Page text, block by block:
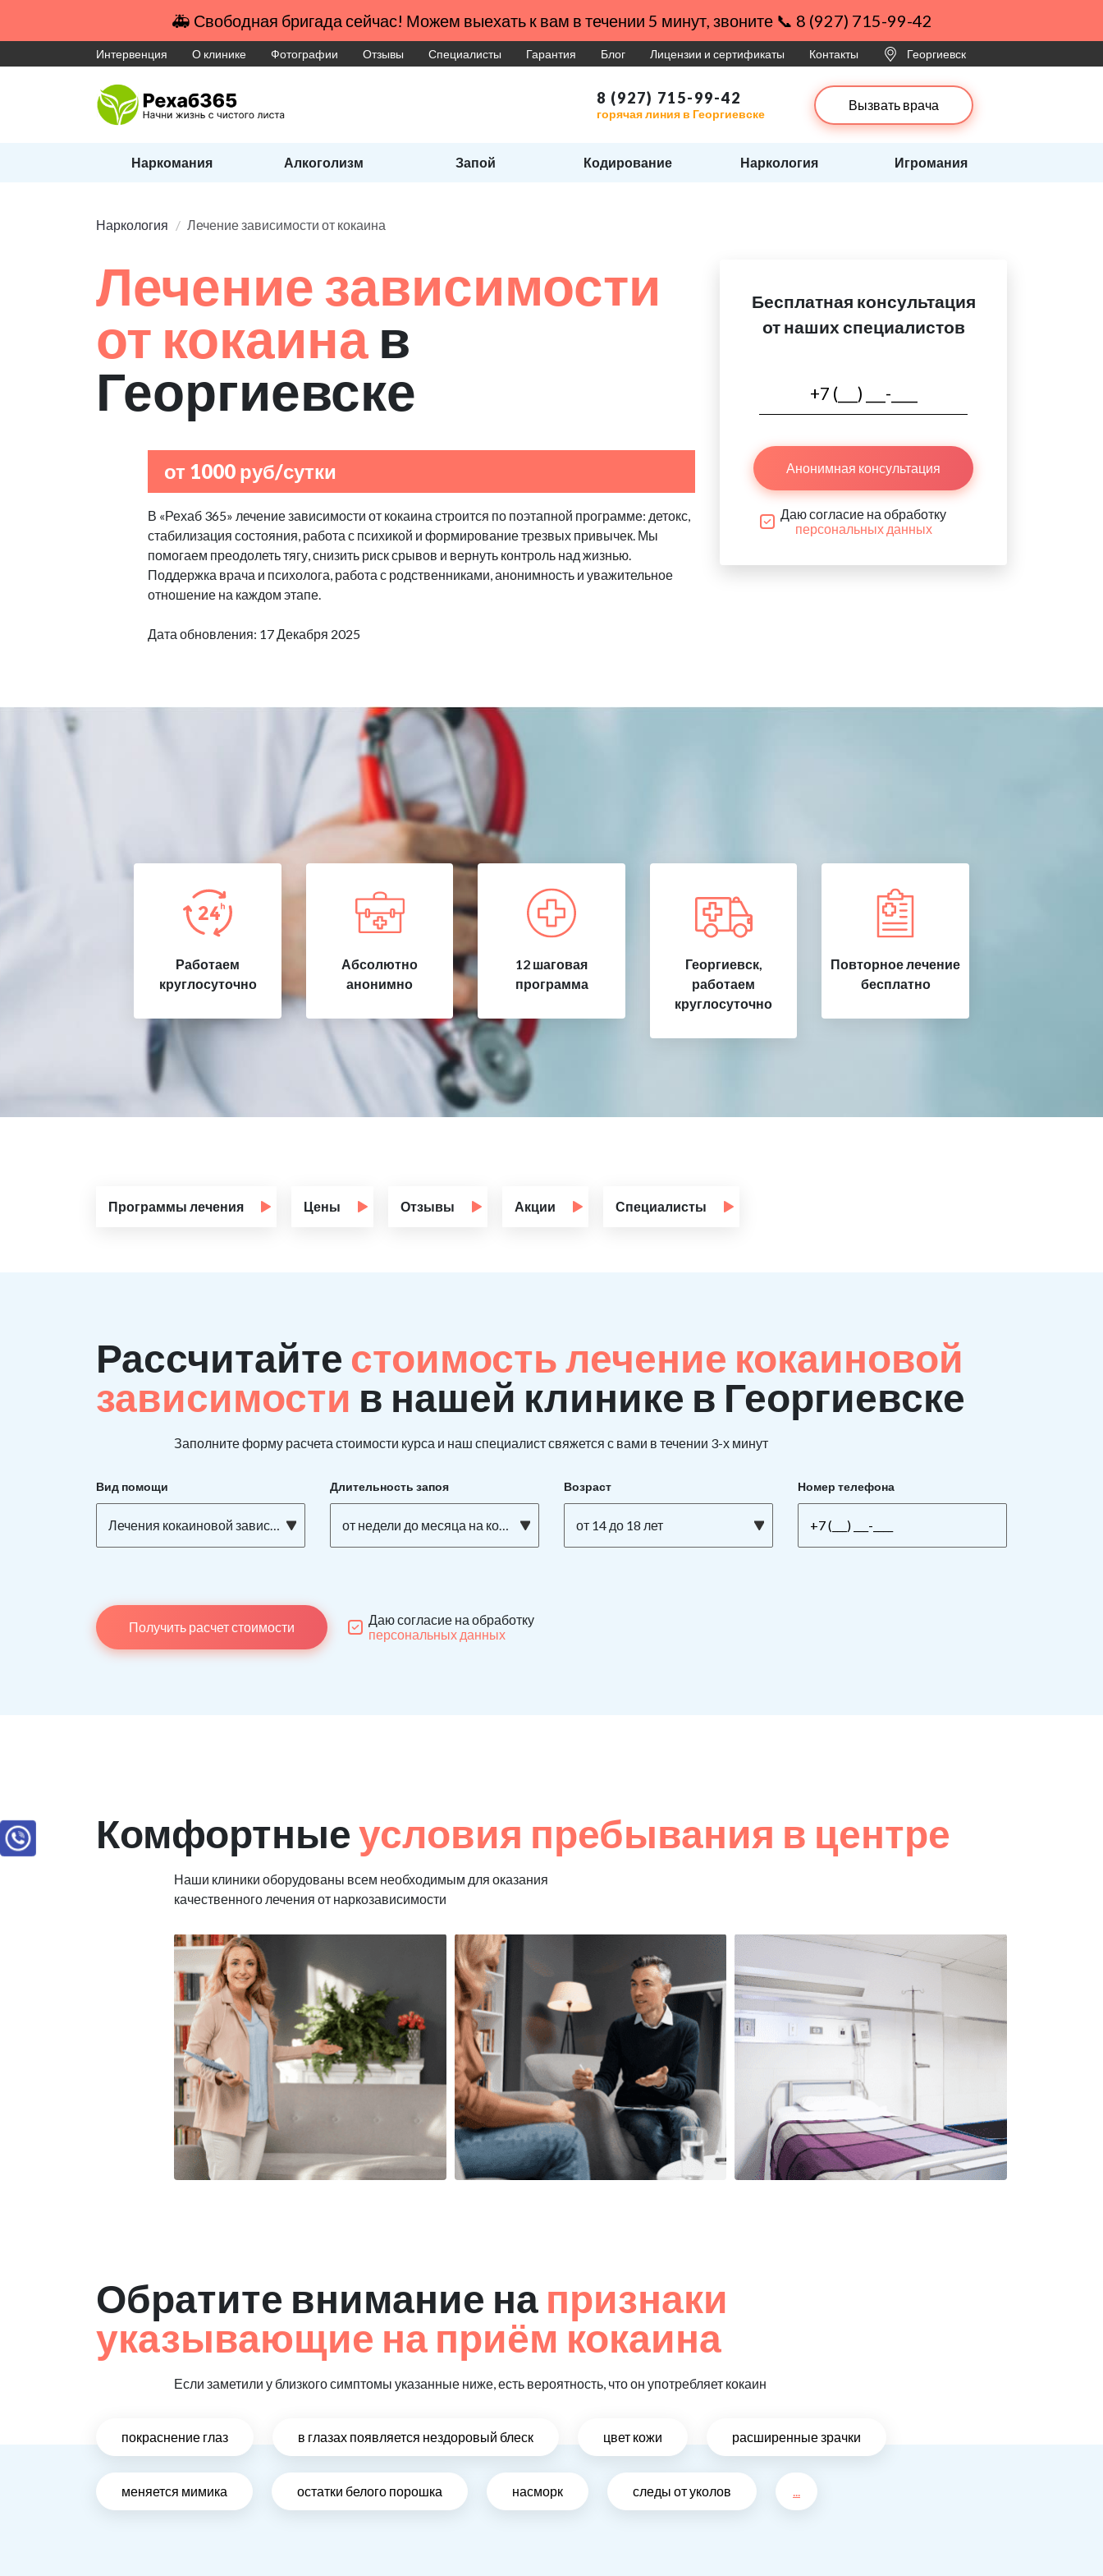
🚑 Свободная бригада сейчас! Можем выехать к вам в течении 5 минут, звоните 📞 8 (927) 715-99-42
Интервенция О клинике Фотографии Отзывы Специалисты Гарантия Блог Лицензии и сертификаты Контакты Георгиевск
8 (927) 715-99-42
горячая линия в Георгиевске
Вызвать врача
Наркомания Алкоголизм Запой Кодирование Наркология Игромания
Наркология Лечение зависимости от кокаина
Лечение зависимости
от кокаина в
Георгиевске
от 1000 руб/сутки
В «Рехаб 365» лечение зависимости от кокаина строится по поэтапной программе: детокс,
стабилизация состояния, работа с психикой и формирование трезвых привычек. Мы
помогаем преодолеть тягу, снизить риск срывов и вернуть контроль над жизнью.
Поддержка врача и психолога, работа с родственниками, анонимность и уважительное
отношение на каждом этапе.
Дата обновления: 17 Декабря 2025
Бесплатная консультация
от наших специалистов
Анонимная консультация
Даю согласие на обработку
персональных данных
Работаем
круглосуточно
Абсолютно
анонимно
12 шаговая
программа
Георгиевск,
работаем
круглосуточно
Повторное лечение
бесплатно
Программы лечения Цены Отзывы Акции Специалисты
Рассчитайте стоимость лечение кокаиновой
зависимости в нашей клинике в Георгиевске
Заполните форму расчета стоимости курса и наш специалист свяжется с вами в течении 3-х минут
Вид помощи
Лечения кокаиновой зависимости
Длительность запоя
от недели до месяца на кокаине
Возраст
от 14 до 18 лет
Номер телефона
Получить расчет стоимости
Даю согласие на обработку
персональных данных
Комфортныеусловия пребывания в центре
Наши клиники оборудованы всем необходимым для оказания
качественного лечения от наркозависимости
Обратите внимание на признаки
указывающие на приём кокаина
Если заметили у близкого симптомы указанные ниже, есть вероятность, что он употребляет кокаин
покраснение глаз в глазах появляется нездоровый блеск цвет кожи расширенные зрачки
меняется мимика остатки белого порошка насморк следы от уколов ...